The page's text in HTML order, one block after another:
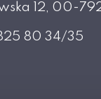
12, 00-
80 34/35